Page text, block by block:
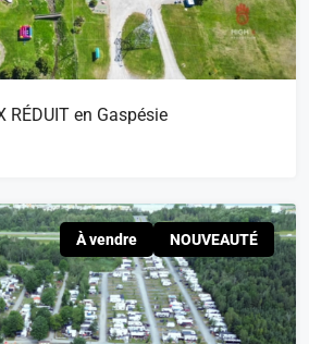
RÉDUIT en Gaspésie
À vendre NOUVEAUTÉ